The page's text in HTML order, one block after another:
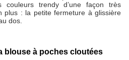
couleurs trendy d’une façon très
plus : la petite fermeture à glissière
dos.
blouse à poches cloutées